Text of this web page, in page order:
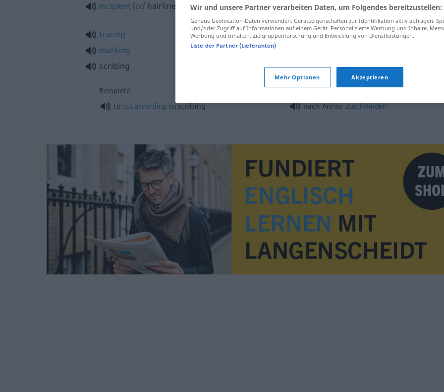
incipient (od hairline) crack Anrissbesonders TECH
tracing
marking
scribing
Anriss TECH Vorzeichnung
Beispiele
to cut according to scribing nach Anrisszuschneiden
Wir und unsere Partner verarbeiten Daten, um Folgendes bereitzustellen:
Genaue Geolocation-Daten verwenden. Geräteeigenschaften zur Identifikation aktiv abfragen.
und/oder Zugriff auf Informationen auf einem Gerät. Personalisierte Werbung und Inhalte,
Werbung und Inhalten, Zielgruppenforschung und Entwicklung von Dienstleistungen.
Liste der Partner (Lieferanten)
Mehr Optionen Akzeptieren